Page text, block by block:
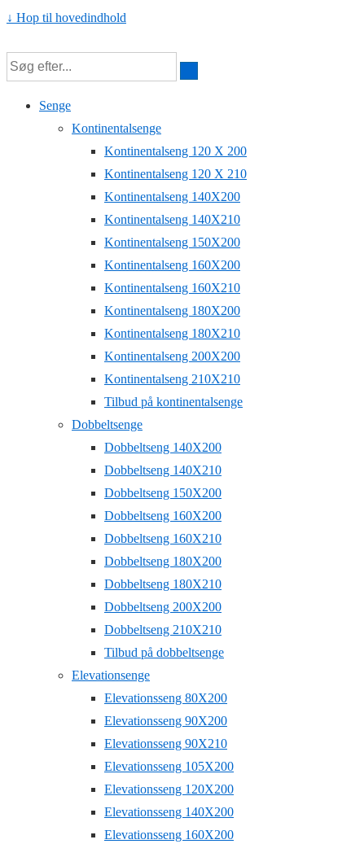
↓ Hop til hovedindhold
Senge
Kontinentalsenge
Kontinentalseng 120 X 200
Kontinentalseng 120 X 210
Kontinentalseng 140X200
Kontinentalseng 140X210
Kontinentalseng 150X200
Kontinentalseng 160X200
Kontinentalseng 160X210
Kontinentalseng 180X200
Kontinentalseng 180X210
Kontinentalseng 200X200
Kontinentalseng 210X210
Tilbud på kontinentalsenge
Dobbeltsenge
Dobbeltseng 140X200
Dobbeltseng 140X210
Dobbeltseng 150X200
Dobbeltseng 160X200
Dobbeltseng 160X210
Dobbeltseng 180X200
Dobbeltseng 180X210
Dobbeltseng 200X200
Dobbeltseng 210X210
Tilbud på dobbeltsenge
Elevationsenge
Elevationsseng 80X200
Elevationsseng 90X200
Elevationsseng 90X210
Elevationsseng 105X200
Elevationsseng 120X200
Elevationsseng 140X200
Elevationsseng 160X200